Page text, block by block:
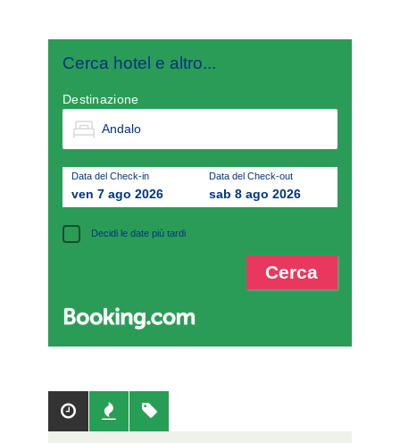
Cerca hotel e altro...
Destinazione
Data del Check-in
ven 7 ago 2026
Data del Check-out
sab 8 ago 2026
Decidi le date più tardi
PopolariRecenti